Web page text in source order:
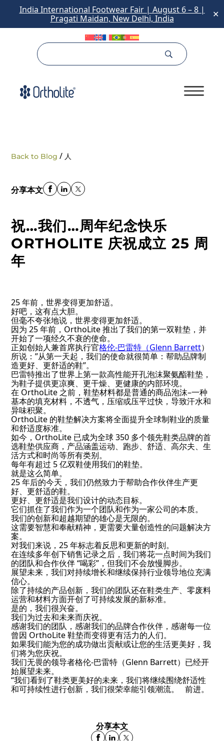
India International Footwear Fair | August 6 – 8 |
Pragati Maidan, New Delhi, India
✕
Back to Blog / 人
分享本文
祝…我们…周年纪念快乐
ORTHOLITE 庆祝成立 25 周
年
25 年前，世界变得更加舒适。
好吧，这有点大胆。
但毫不夸张地说，世界变得更加舒适。
因为 25 年前，OrthoLite 推出了我们的第一双鞋垫，并
开始了一项经久不衰的使命。
正如创始人兼首席执行官格伦-巴雷特（Glenn Barrett）
所说：”从第一天起，我们的使命就很简单：帮助品牌制
造更好、更舒适的鞋”。
巴雷特推出了世界上第一款高性能开孔泡沫聚氨酯鞋垫，
为鞋子提供更凉爽、更干燥、更健康的内部环境。
在 OrthoLite 之前，鞋垫材料都是普通的商品泡沫–一种
基本的填充材料，不透气，压缩或压平过快，导致汗水和
异味积聚。
OrthoLite 的鞋垫解决方案将全面提升全球制鞋业的质量
和舒适度标准。
如今，OrthoLite 已成为全球 350 多个领先鞋类品牌的首
选鞋垫供应商，产品涵盖运动、跑步、舒适、高尔夫、生
活方式和时尚等所有类别。
每年有超过 5 亿双鞋使用我们的鞋垫。
就是这么简单。
25 年后的今天，我们仍然致力于帮助合作伙伴生产更
好、更舒适的鞋。
更好、更舒适是我们设计的动态目标。
它们抓住了我们作为一个团队和作为一家公司的本质。
我们的创新和超越期望的雄心是无限的。
这需要智慧和奉献精神，更需要大量创造性的问题解决方
案。
对我们来说，25 年标志着反思和更新的时刻。
在连续多年创下销售记录之后，我们将花一点时间为我们
的团队和合作伙伴 “喝彩”，但我们不会放慢脚步。
展望未来，我们对持续增长和继续保持行业领导地位充满
信心。
除了持续的产品创新，我们的团队还在鞋类生产、零废料
运营和材料方面开创了可持续发展的新标准。
是的，我们很兴奋。
我们为过去和未来而庆祝。
感谢我们的团队，感谢我们的品牌合作伙伴，感谢每一位
曾因 OrthoLite 鞋垫而变得更有活力的人们。
如果我们能为您的成功做出贡献或让您的生活更美好，我
们将为您庆祝。
我们无畏的领导者格伦-巴雷特（Glenn Barrett）已经开
始展望未来。
“我们看到了鞋类更美好的未来，我们将继续围绕舒适性
和可持续性进行创新，我们很荣幸能引领潮流。 前进。
分享本文